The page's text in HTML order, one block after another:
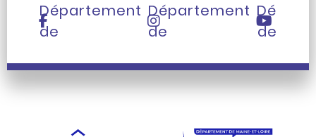
Département
de
et-
Loire
Département
de
et-
Loire
de
et-
Loire